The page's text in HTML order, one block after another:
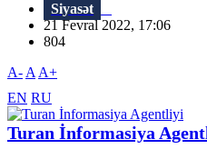
Siyasət
21 Fevral 2022, 17:06
804
A- A A+
EN RU
Turan İnformasiya